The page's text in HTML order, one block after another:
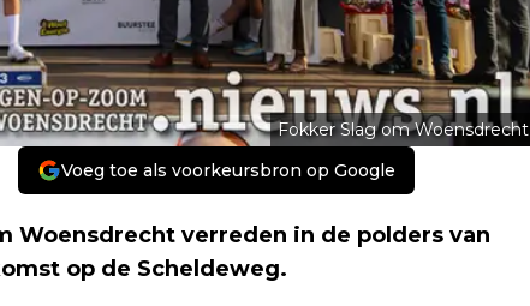
Fokker Slag om Woensdrecht
Voeg toe als voorkeursbron op Google
Woensdrecht verreden in de polders van
op de Scheldeweg.